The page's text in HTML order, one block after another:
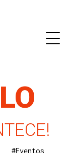
#Eventos